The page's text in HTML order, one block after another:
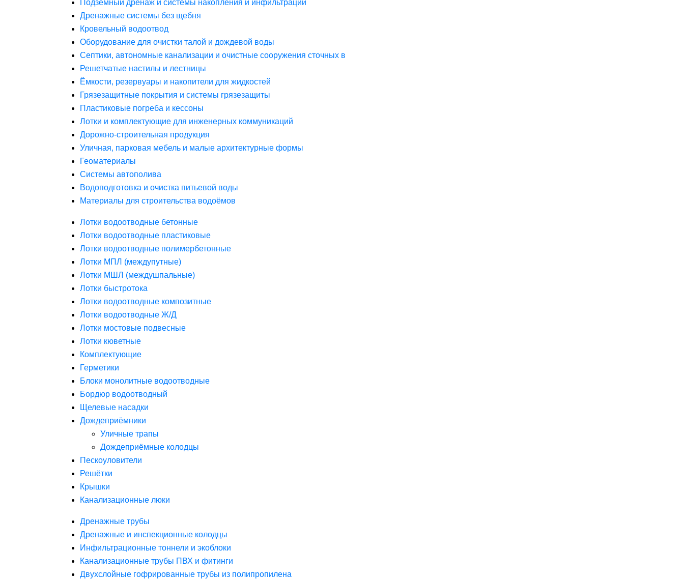
Подземный дренаж и системы накопления и инфильтрации
Дренажные системы без щебня
Кровельный водоотвод
Оборудование для очистки талой и дождевой воды
Септики, автономные канализации и очистные сооружения сточных в
Решетчатые настилы и лестницы
Ёмкости, резервуары и накопители для жидкостей
Грязезащитные покрытия и системы грязезащиты
Пластиковые погреба и кессоны
Лотки и комплектующие для инженерных коммуникаций
Дорожно-строительная продукция
Уличная, парковая мебель и малые архитектурные формы
Геоматериалы
Системы автополива
Водоподготовка и очистка питьевой воды
Материалы для строительства водоёмов
Лотки водоотводные бетонные
Лотки водоотводные пластиковые
Лотки водоотводные полимербетонные
Лотки МПЛ (междупутные)
Лотки МШЛ (междушпальные)
Лотки быстротока
Лотки водоотводные композитные
Лотки водоотводные Ж/Д
Лотки мостовые подвесные
Лотки кюветные
Комплектующие
Герметики
Блоки монолитные водоотводные
Бордюр водоотводный
Щелевые насадки
Дождеприёмники
Уличные трапы
Дождеприёмные колодцы
Пескоуловители
Решётки
Крышки
Канализационные люки
Дренажные трубы
Дренажные и инспекционные колодцы
Инфильтрационные тоннели и экоблоки
Канализационные трубы ПВХ и фитинги
Двухслойные гофрированные трубы из полипропилена